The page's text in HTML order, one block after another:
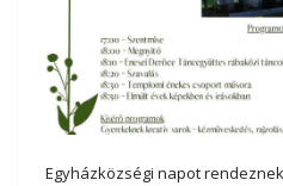
Egyházközségi napot